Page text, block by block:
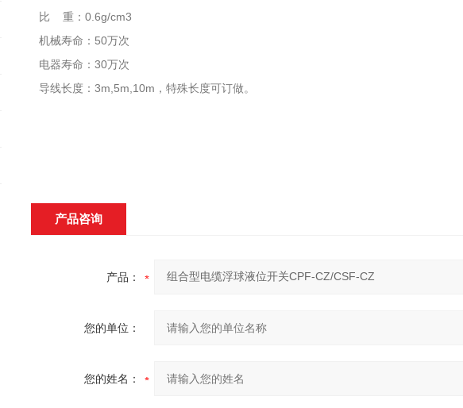
比 重：0.6g/cm3
机械寿命：50万次
电器寿命：30万次
导线长度：3m,5m,10m，特殊长度可订做。
产品咨询
产品：
您的单位：
您的姓名：